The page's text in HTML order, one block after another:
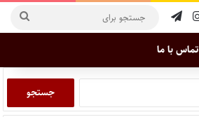
تماس با ما